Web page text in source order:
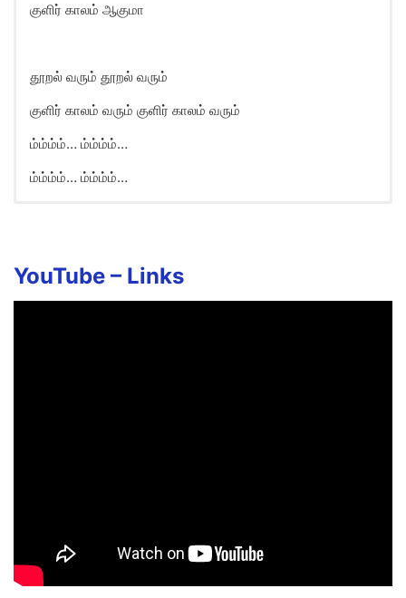
குளிர் காலம் ஆகுமா
தூறல் வரும் தூறல் வரும்
குளிர் காலம் வரும் குளிர் காலம் வரும்
ம்ம்ம்ம்… ம்ம்ம்ம்…
ம்ம்ம்ம்… ம்ம்ம்ம்…
Dhenanthorum nenaikuren Unna
Thaniya Naa thavikuren ponne
Unna seekiram thedi varum
YouTube – Links